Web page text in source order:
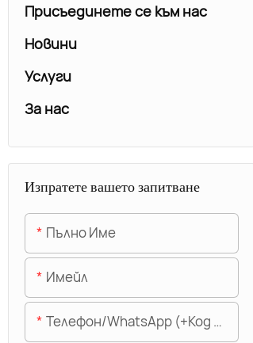
Присъединете се към нас
Новини
Услуги
За нас
Изпратете вашето запитване
Пълно Име
Имейл
Телефон/WhatsApp (+Код На Областта)